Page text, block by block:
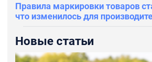
Правила маркировки товаров
что изменилось для
Новые статьи